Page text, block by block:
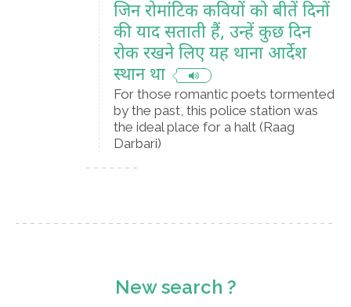
जिन रोमांटिक कवियों को बीतें दिनों
की याद सताती हैं, उन्हें कुछ दिन
रोक रखने लिए यह थाना आर्देश
स्थान था
For those romantic poets tormented
by the past, this police station was
the ideal place for a halt (Raag
Darbari)
New search ?